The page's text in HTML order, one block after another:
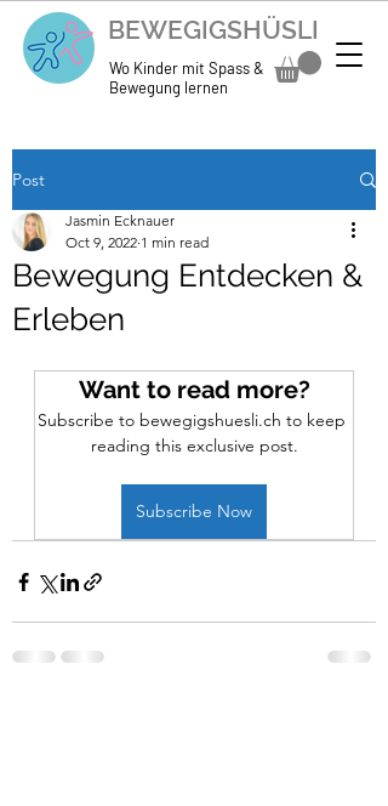
BEWEGIGSHÜSLI
Wo Kinder mit Spass &
Bewegung lernen
Post
Bewegung Entdecken &
Erleben
Jasmin Ecknauer
Oct 9, 2022 1 min read
Want to read more?
Subscribe to bewegigshuesli.ch to keep
reading this exclusive post.
Subscribe Now